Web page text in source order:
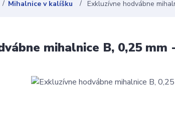
Mihalnice v kalíšku Exkluzívne hodvábne
mihalnice B, 0,25 mm